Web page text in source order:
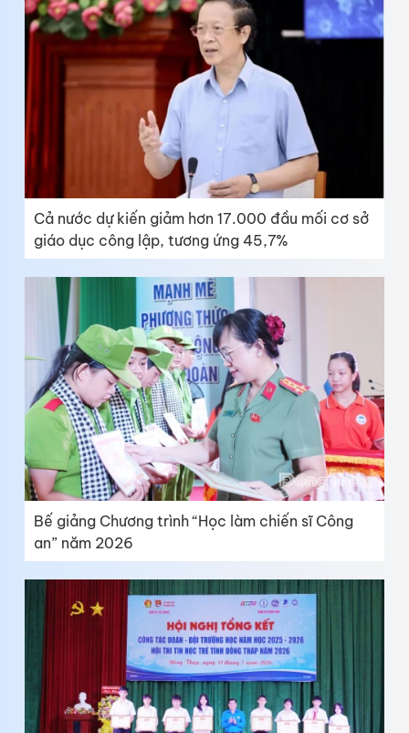
Cả nước dự kiến giảm hơn 17.000 đầu mối cơ sở
giáo dục công lập, tương ứng 45,7%
Bế giảng Chương trình “Học làm chiến sĩ Công
an” năm 2026